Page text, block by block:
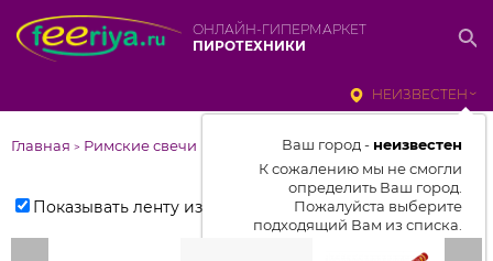
ОНЛАЙН-ГИПЕРМАРКЕТ
ПИРОТЕХНИКИ
НЕИЗВЕСТЕН
Ваш город - неизвестен
К сожалению мы не смогли
определить Ваш город.
Пожалуйста выберите
подходящий Вам из списка.
Главная > Римские свечи
Показывать ленту изделий